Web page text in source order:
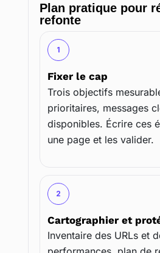
Plan pratique pour
refonte
1
Fixer le cap
Trois objectifs
prioritaires, messages
disponibles. Écrire ces
une page et les valider.
2
Cartographier et
Inventaire des URLs et